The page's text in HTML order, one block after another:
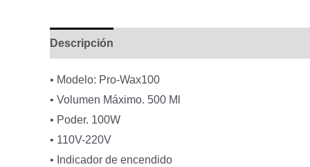
Descripción
• Modelo: Pro-Wax100
• Volumen Máximo. 500 Ml
• Poder. 100W
• 110V-220V
• Indicador de encendido